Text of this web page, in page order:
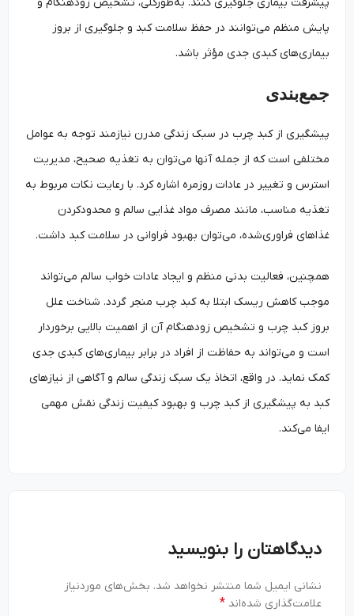
پایش منظم می‌توانند در حفظ سلامت کبد و جلوگیری از بروز
بیماری‌های کبدی جدی مؤثر باشد.
جمع‌بندی
پیشگیری از کبد چرب در سبک زندگی مدرن نیازمند توجه به عوامل
مختلفی است که از جمله آنها می‌توان به تغذیه صحیح، مدیریت
استرس و تغییر در عادات روزمره اشاره کرد. با رعایت نکات مربوط به
تغذیه مناسب، مانند مصرف مواد غذایی سالم و محدودکردن
غذاهای فراوری‌شده، می‌توان بهبود فراوانی در سلامت کبد داشت.
همچنین، فعالیت بدنی منظم و ایجاد عادات خواب سالم می‌تواند
موجب کاهش ریسک ابتلا به کبد چرب منجر گردد. شناخت علل
بروز کبد چرب و تشخیص زودهنگام آن از اهمیت بالایی برخوردار
است و می‌تواند به حفاظت از افراد در برابر بیماری‌های کبدی جدی
کمک نماید. در واقع، اتخاذ یک سبک زندگی سالم و آگاهی از نیازهای
کبد به پیشگیری از کبد چرب و بهبود کیفیت زندگی نقش مهمی
ایفا می‌کند.
دیدگاهتان را بنویسید
نشانی ایمیل شما منتشر نخواهد شد. بخش‌های موردنیاز
علامت‌گذاری شده‌اند*